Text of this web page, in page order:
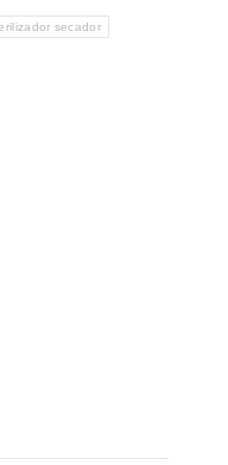
secador